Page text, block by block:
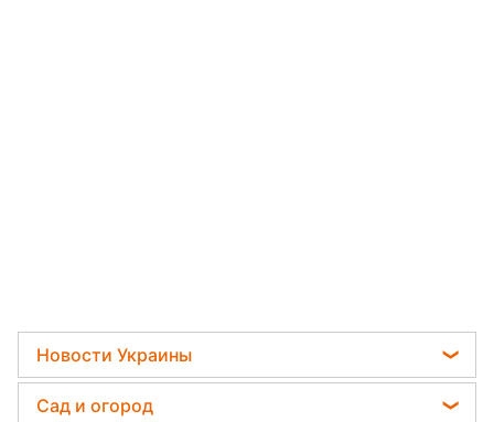
Новости Украины
Телеграм новости Украины
Сад и огород